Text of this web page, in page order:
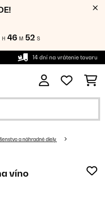
H 46 M 51 S
14 dní na vrátenie tovaru
a náhradné diely
víno